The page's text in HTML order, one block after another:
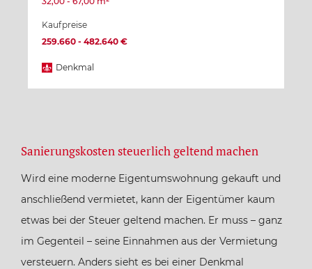
Kaufpreise
259.660 - 482.640 €
Denkmal
Sanierungskosten steuerlich geltend machen
Wird eine moderne Eigentumswohnung gekauft und
anschließend vermietet, kann der Eigentümer kaum
etwas bei der Steuer geltend machen. Er muss – ganz
im Gegenteil – seine Einnahmen aus der Vermietung
versteuern. Anders sieht es bei einer Denkmal